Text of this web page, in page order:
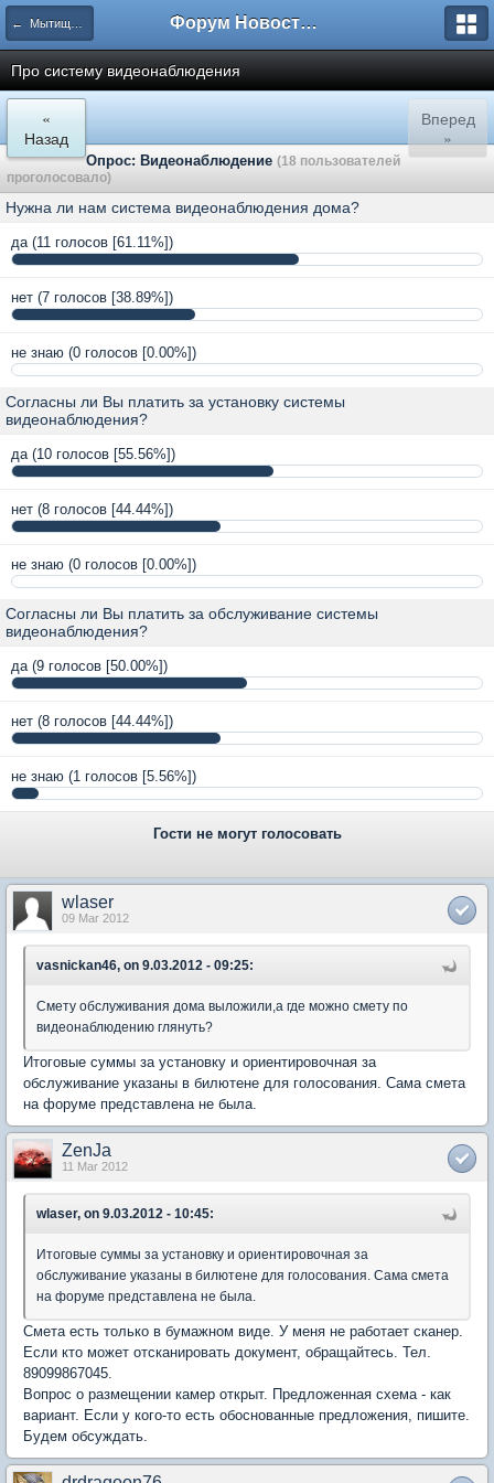
← Мытищи, Троицкая д.5 Форум Новостройки
Про систему видеонаблюдения
«
Назад
Вперед
»
Опрос: Видеонаблюдение (18 пользователей
проголосовало)
Нужна ли нам система видеонаблюдения дома?
да (11 голосов [61.11%])
нет (7 голосов [38.89%])
не знаю (0 голосов [0.00%])
Согласны ли Вы платить за установку системы
видеонаблюдения?
да (10 голосов [55.56%])
нет (8 голосов [44.44%])
не знаю (0 голосов [0.00%])
Согласны ли Вы платить за обслуживание системы
видеонаблюдения?
да (9 голосов [50.00%])
нет (8 голосов [44.44%])
не знаю (1 голосов [5.56%])
Гости не могут голосовать
wlaser
09 Mar 2012
vasnickan46, on 9.03.2012 - 09:25:
Смету обслуживания дома выложили,а где можно смету по
видеонаблюдению глянуть?
Итоговые суммы за установку и ориентировочная за
обслуживание указаны в билютене для голосования. Сама смета
на форуме представлена не была.
ZenJa
11 Mar 2012
wlaser, on 9.03.2012 - 10:45:
Итоговые суммы за установку и ориентировочная за
обслуживание указаны в билютене для голосования. Сама смета
на форуме представлена не была.
Смета есть только в бумажном виде. У меня не работает сканер.
Если кто может отсканировать документ, обращайтесь. Тел.
89099867045.
Вопрос о размещении камер открыт. Предложенная схема - как
вариант. Если у кого-то есть обоснованные предложения, пишите.
Будем обсуждать.